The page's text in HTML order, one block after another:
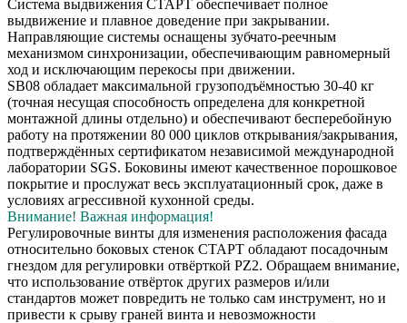
Система выдвижения СТАРТ обеспечивает полное
выдвижение и плавное доведение при закрывании.
Направляющие системы оснащены зубчато-реечным
механизмом синхронизации, обеспечивающим равномерный
ход и исключающим перекосы при движении.
SB08 обладает максимальной грузоподъёмностью 30-40 кг
(точная несущая способность определена для конкретной
монтажной длины отдельно) и обеспечивают бесперебойную
работу на протяжении 80 000 циклов открывания/закрывания,
подтверждённых сертификатом независимой международной
лаборатории SGS. Боковины имеют качественное порошковое
покрытие и прослужат весь эксплуатационный срок, даже в
условиях агрессивной кухонной среды.
Внимание! Важная информация!
Регулировочные винты для изменения расположения фасада
относительно боковых стенок СТАРТ обладают посадочным
гнездом для регулировки отвёрткой PZ2. Обращаем внимание,
что использование отвёрток других размеров и/или
стандартов может повредить не только сам инструмент, но и
привести к срыву граней винта и невозможности